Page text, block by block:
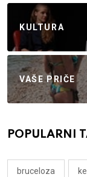
KULTURA
VAŠE PRIČE
POPULARNI
bruceloza